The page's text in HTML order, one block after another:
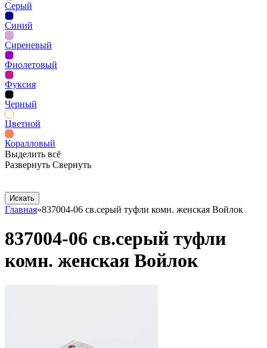
Серый
Синий
Сиреневый
Фиолетовый
Фуксия
Черный
Цветной
Коралловый
Выделить всё
Развернуть Свернуть
Главная»837004-06 св.серый туфли комн. женская Войлок
837004-06 св.серый туфли
комн. женская Войлок